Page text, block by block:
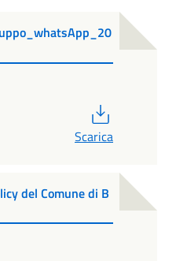
Scarica
del Comune di B